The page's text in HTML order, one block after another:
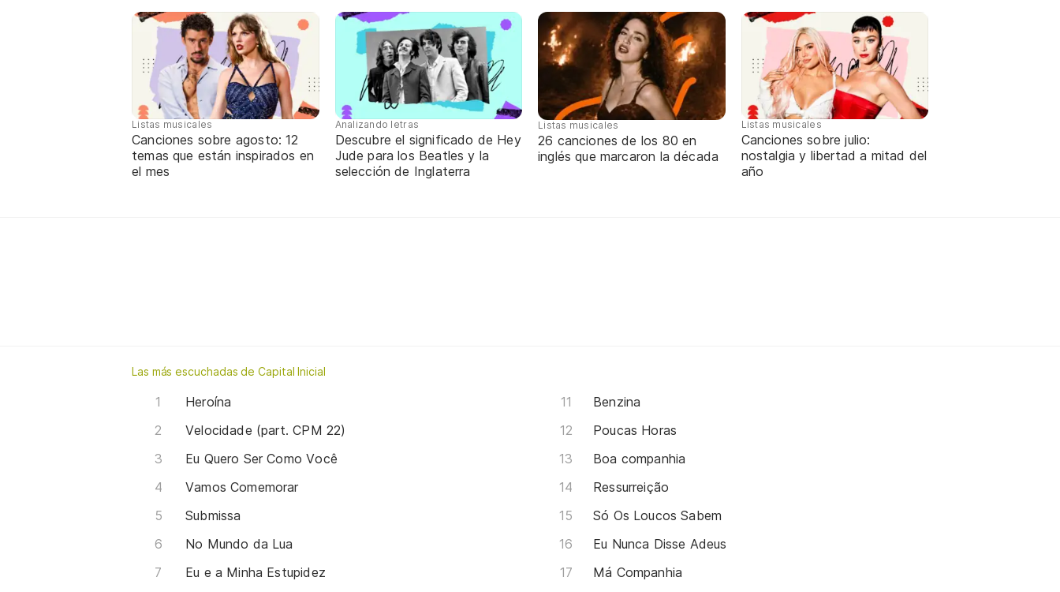
Listas musicales
Canciones sobre agosto: 12
temas que están inspirados en
el mes
Analizando letras
Descubre el significado de Hey
Jude para los Beatles y la
selección de Inglaterra
Listas musicales
26 canciones de los 80 en
inglés que marcaron la década
Listas musicales
Canciones sobre julio:
nostalgia y libertad a mitad del
año
Las más escuchadas de Capital Inicial
Heroína
Velocidade (part. CPM 22)
Eu Quero Ser Como Você
Vamos Comemorar
Submissa
No Mundo da Lua
Eu e a Minha Estupidez
Benzina
Poucas Horas
Boa companhia
Ressurreição
Só Os Loucos Sabem
Eu Nunca Disse Adeus
Má Companhia